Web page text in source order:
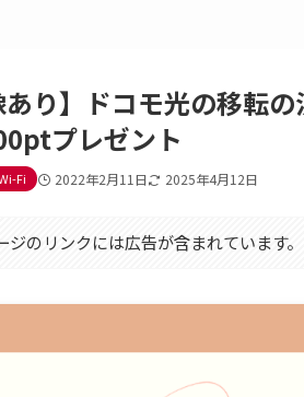
あり】ドコモ光の移転
プレゼント
Fi 2022年2月11日 2025年4月12日
ジのリンクには広告が含まれています。